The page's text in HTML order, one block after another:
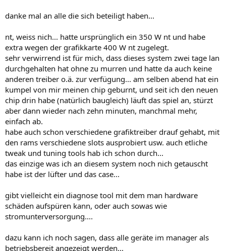
danke mal an alle die sich beteiligt haben...
nt, weiss nich... hatte ursprünglich ein 350 W nt und habe
extra wegen der grafikkarte 400 W nt zugelegt.
sehr verwirrend ist für mich, dass dieses system zwei tage lan
durchgehalten hat ohne zu murren und hatte da auch keine
anderen treiber o.ä. zur verfügung... am selben abend hat ein
kumpel von mir meinen chip geburnt, und seit ich den neuen
chip drin habe (natürlich baugleich) läuft das spiel an, stürzt
aber dann wieder nach zehn minuten, manchmal mehr,
einfach ab.
habe auch schon verschiedene grafiktreiber drauf gehabt, mit
den rams verschiedene slots ausprobiert usw. auch etliche
tweak und tuning tools hab ich schon durch...
das einzige was ich an diesem system noch nich getauscht
habe ist der lüfter und das case...
gibt vielleicht ein diagnose tool mit dem man hardware
schäden aufspüren kann, oder auch sowas wie
stromunterversorgung....
dazu kann ich noch sagen, dass alle geräte im manager als
betriebsbereit angezeigt werden...